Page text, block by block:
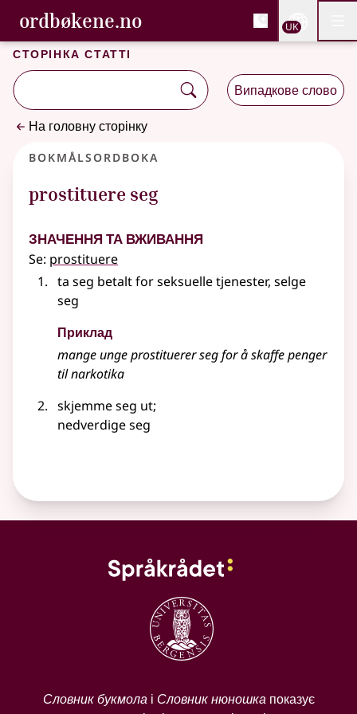
Перейти до основного вмісту
Доступність
ordbøkene.no, Cловник букмола та
Cловник букмола та Словник нюношка
UK
Сторінка статті
Випадкове слово
На головну сторінку
Bokmålsordboka
prostituere seg
Значення та вживання
Se: prostituere
ta seg betalt for seksuelle tjenester, selge
seg
Приклад
mange ungeprostituererseg for å skaffe penger
til narkotika
skjemme seg ut;
nedverdige seg
Словник букмолаі Словник нюношкапоказує